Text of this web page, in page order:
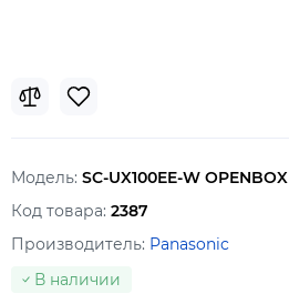
Модель: SC-UX100EE-W OPENBOX
Код товара: 2387
Производитель: Panasonic
В наличии